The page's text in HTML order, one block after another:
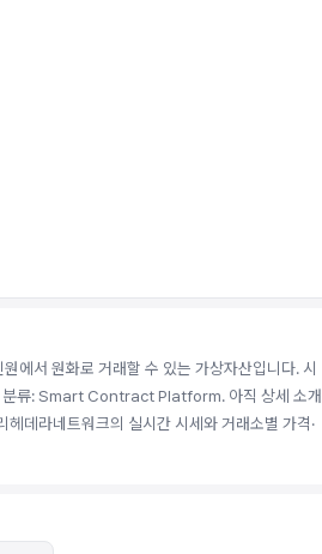
에서 원화로 거래할 수 있는 가상자산입니다. 시
분류: Smart Contract Platform. 아직 상세 소개
데라네트워크의 실시간 시세와 거래소별 가격·